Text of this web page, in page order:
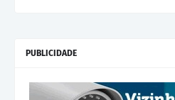
PUBLICIDADE